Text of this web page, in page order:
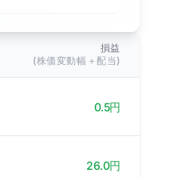
損益
(株価変動幅＋配当)
0.5円
26.0円